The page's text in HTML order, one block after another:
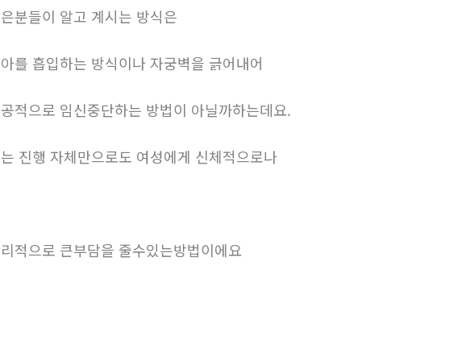
분들이 알고 계시는 방식은
를 흡입하는 방식이나 자궁벽을 긁어내어
적으로 임신중단하는 방법이 아닐까하는데요.
진행 자체만으로도 여성에게 신체적으로나
적으로 큰부담을 줄수있는방법이에요